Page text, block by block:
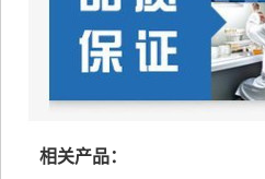
相关产品：